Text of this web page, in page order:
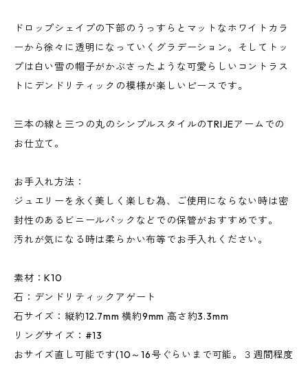
ドロップシェイプの下部のうっすらとマットなホワイトカラ
ーから徐々に透明になっていくグラデーション。そしてトッ
プは白い雪の帽子がかぶさったような可愛らしいコントラス
トにデンドリティックの模様が楽しいピースです。
三本の線と三つの丸のシンプルスタイルのTRIJEアームでの
お仕立て。
お手入れ方法：
ジュエリーを永く美しく楽しむ為、ご使用にならない時は密
封性のあるビニールパックなどでの保管がおすすめです。
汚れが気になる時は柔らかい布等でお手入れください。
素材：K10
石：デンドリティックアゲート
石サイズ：縦約12.7mm 横約9mm 高さ約3.3mm
リングサイズ：#13
おサイズ直し可能です(10～16号ぐらいまで可能。３週間程度